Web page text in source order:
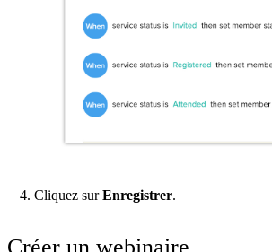
Cliquez surEnregistrer.